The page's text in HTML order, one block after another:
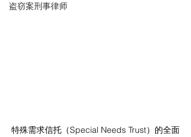
盗窃案刑事律师
特殊需求信托（Special Needs Trust）的全面